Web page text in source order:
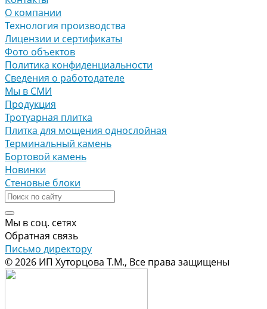
О компании
Технология производства
Лицензии и сертификаты
Фото объектов
Политика конфиденциальности
Сведения о работодателе
Мы в СМИ
Продукция
Тротуарная плитка
Плитка для мощения однослойная
Терминальный камень
Бортовой камень
Новинки
Стеновые блоки
Мы в соц. сетях
Обратная связь
Письмо директору
© 2026 ИП Хуторцова Т.М., Все права защищены